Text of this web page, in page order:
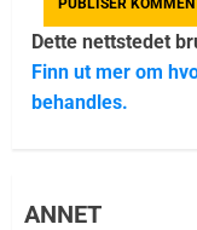
Dette nettstedet
Finn ut mer om
behandles.
ANNET